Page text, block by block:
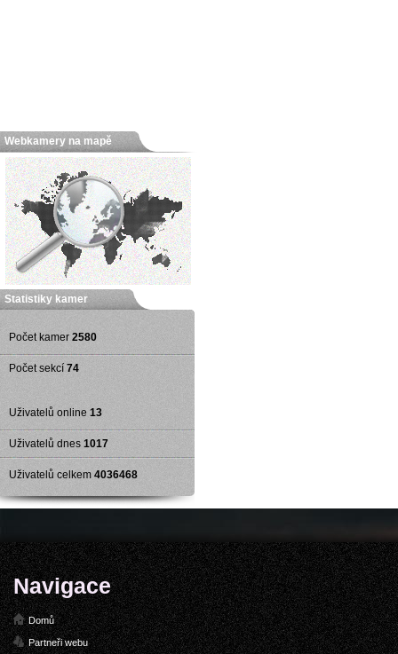
Webkamery na mapě
Statistiky kamer
Počet kamer 2580
Počet sekcí 74
Uživatelů online 13
Uživatelů dnes 1017
Uživatelů celkem 4036468
Navigace
Domů
Partneři webu